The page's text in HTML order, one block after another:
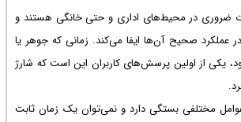
ضروری در محیط‌های اداری و حتی خانگی هستند و
عملکرد صحیح آن‌ها ایفا می‌کند. زمانی که جوهر یا
یکی از اولین پرسش‌های کاربران این است که شارژ
مختلفی بستگی دارد و نمی‌توان یک زمان ثابت